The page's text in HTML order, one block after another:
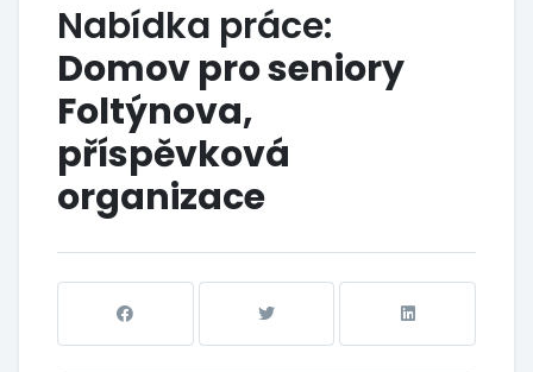
Nabídka práce:
Domov pro seniory
Foltýnova,
příspěvková
organizace